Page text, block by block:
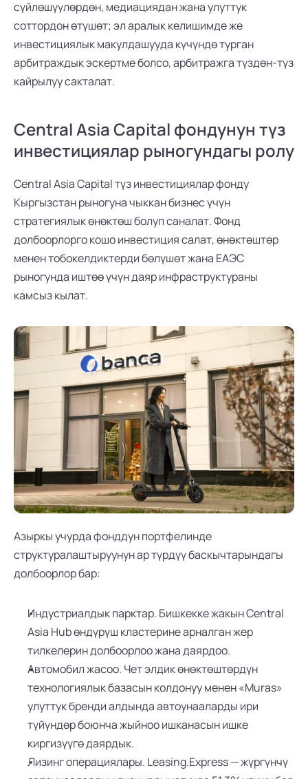
сүйлөшүүлөрдөн, медиациядан жана улуттук
соттордон өтүшөт; эл аралык келишимде же
инвестициялык макулдашууда күчүндө турган
арбитраждык эскертме болсо, арбитражга түздөн-түз
кайрылуу сакталат.
Central Asia Capital фондунун түз
инвестициялар рыногундагы ролу
Central Asia Capital түз инвестициялар фонду
Кыргызстан рыногуна чыккан бизнес үчүн
стратегиялык өнөктөш болуп саналат. Фонд
долбоорлорго кошо инвестиция салат, өнөктөштөр
менен тобокелдиктерди бөлүшөт жана ЕАЭС
рыногунда иштөө үчүн даяр инфраструктураны
камсыз кылат.
Азыркы учурда фонддун портфелинде
структуралаштыруунун ар түрдүү баскычтарындагы
долбоорлор бар:
Индустриалдык парктар. Бишкекке жакын Central
Asia Hub өндүрүш кластерине арналган жер
тилкелерин долбоорлоо жана даярдоо.
Автомобил жасоо. Чет элдик өнөктөштөрдүн
технологиялык базасын колдонуу менен «Muras»
улуттук бренди алдында автоунааларды ири
түйүндөр боюнча жыйноо ишканасын ишке
киргизүүгө даярдык.
Лизинг операциялары. Leasing.Express — жүргүнчү